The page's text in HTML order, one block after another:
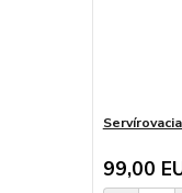
99,00